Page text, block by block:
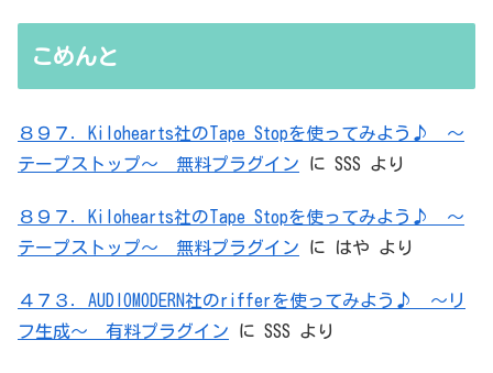
無駄を重ねた結論はシンプルだった
こめんと
８９７．Kilohearts社のTape Stopを使ってみよう♪ ～
テープストップ～ 無料プラグイン に SSS より
８９７．Kilohearts社のTape Stopを使ってみよう♪ ～
テープストップ～ 無料プラグイン に はや より
４７３．AUDIOMODERN社のrifferを使ってみよう♪ ～リ
フ生成～ 有料プラグイン に SSS より